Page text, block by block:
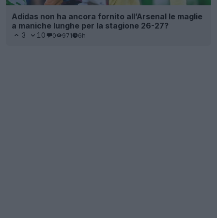
Adidas non ha ancora fornito all’Arsenal le maglie
a maniche lunghe per la stagione 26-27?
3 10 0 971 6h